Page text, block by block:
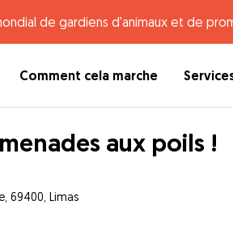
de gardiens d'animaux et de
Comment cela marche
aux poils !
69400, Limas